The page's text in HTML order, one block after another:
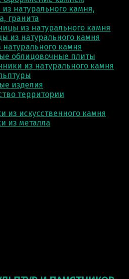
натурального камня,
гранита
из натурального камня
из натурального камня
натурального камня
облицовочные плиты
из натурального камня
изделия
территории
из искусственного камня
из металла